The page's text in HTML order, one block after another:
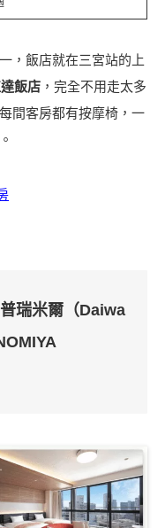
，飯店就在三宮站的上
飯店 ，完全不用走太多
間客房都有按摩椅，一
瑞米爾（Daiwa